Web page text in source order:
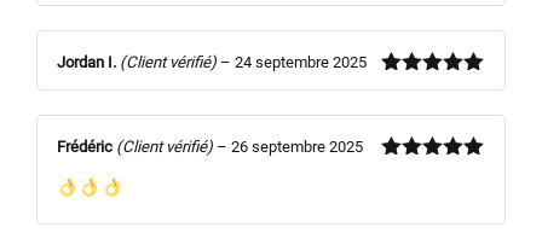
Note5sur
Note5sur
Jordan I. (Client vérifié) – 24 septembre 2025
Frédéric (Client vérifié) – 26 septembre 2025